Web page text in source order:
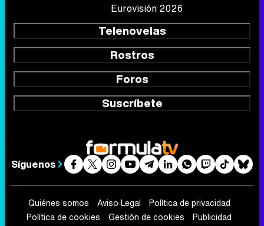
Eurovisión 2026
Telenovelas
Rostros
Foros
Suscríbete
Síguenos
Quiénes somos Aviso Legal
Política de privacidad
Política de cookies
Gestión de cookies
Publicidad